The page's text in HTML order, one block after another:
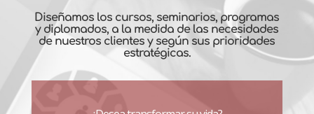
Diseñamos los cursos, seminarios, programas
y diplomados, a la medida de las necesidades
de nuestros clientes y según sus prioridades
estratégicas.